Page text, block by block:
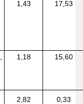
1,43 17,53
1,18 15,60
2,82 0,33